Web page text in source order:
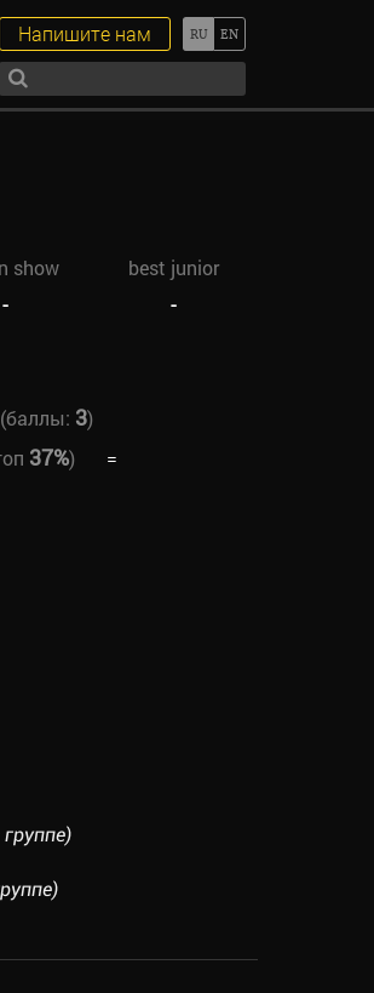
Напишите нам
show
best junior
- -
3)
37%)
=